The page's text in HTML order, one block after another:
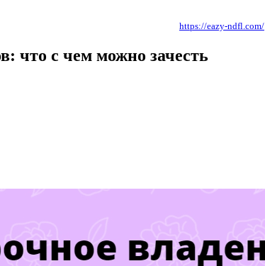
https://eazy-ndfl.com/
что с чем можно зачесть